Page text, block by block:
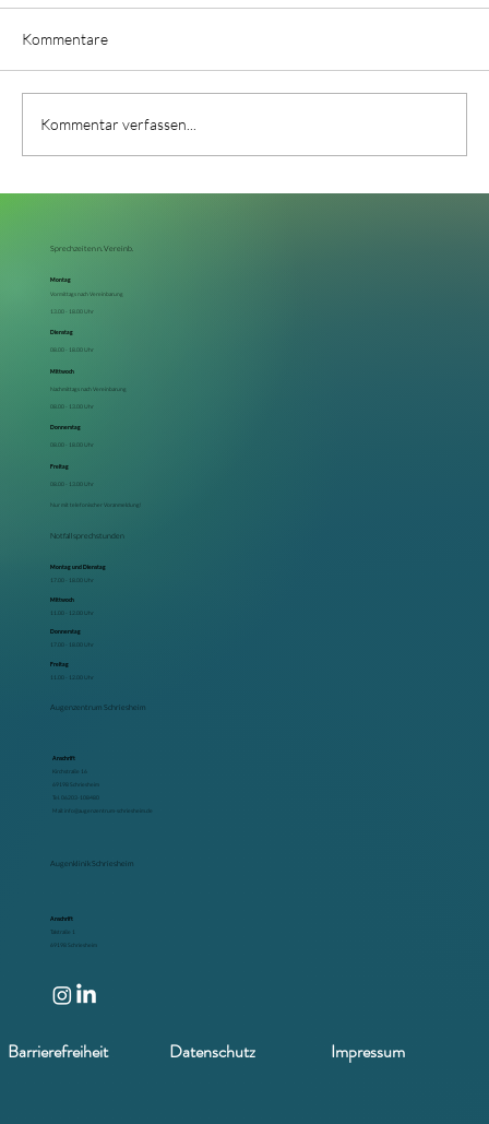
Kommentare
Kommentar verfassen...
Sprechzeiten n. Vereinb.
Montag
Vormittags nach Vereinbarung
13.00 - 18.00 Uhr
Dienstag
08.00 - 18.00 Uhr
Mittwoch
Nachmittags nach Vereinbarung
08.00 - 13.00 Uhr
Donnerstag
08.00 - 18.00 Uhr
Freitag
08.00 - 13.00 Uhr
Nur mit telefonischer Voranmeldung!
Notfallsprechstunden
Montag und Dienstag
17.00 - 18.00 Uhr
Mittwoch
11.00 - 12.00 Uhr
Donnerstag
17.00 - 18.00 Uhr
Freitag
11.00 - 12.00 Uhr
Augenzentrum Schriesheim
Anschrift
Kirchstraße 16
69198 Schriesheim
Tel. 06203-108480
Mail: info@augenzentrum-schriesheim.de
Augenklinik Schriesheim
Anschrift
Talstraße 1
69198 Schriesheim
Barrierefreiheit Datenschutz Impressum